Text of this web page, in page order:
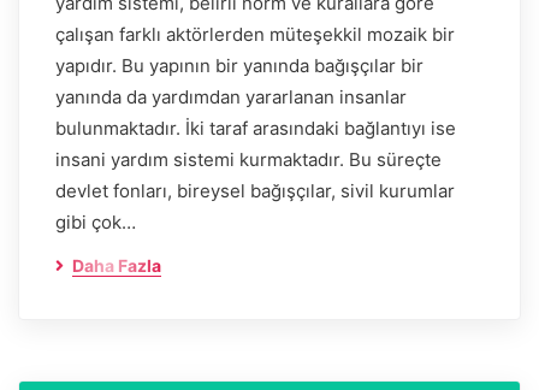
çalışan farklı aktörlerden müteşekkil mozaik bir
yapıdır. Bu yapının bir yanında bağışçılar bir
yanında da yardımdan yararlanan insanlar
bulunmaktadır. İki taraf arasındaki bağlantıyı ise
insani yardım sistemi kurmaktadır. Bu süreçte
devlet fonları, bireysel bağışçılar, sivil kurumlar
gibi çok…
Daha Fazla